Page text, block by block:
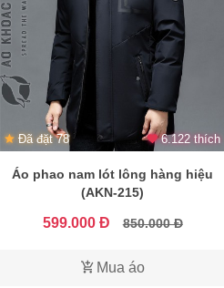
Đã đặt 78 6.122 thích
Áo phao nam lót lông hàng hiệu
(AKN-215)
599.000 Đ 850.000 Đ
Mua áo